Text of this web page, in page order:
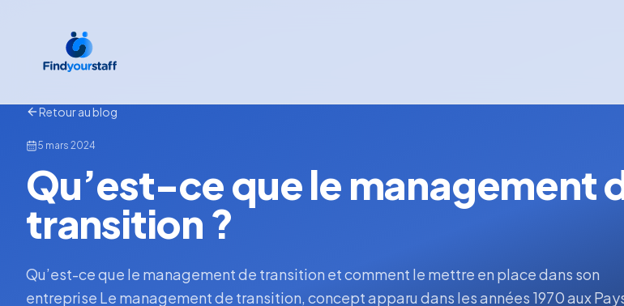
Retour au blog
5 mars 2024
Qu’est-ce que le management
transition ?
Qu’est-ce que le management de transition et comment le mettre en place dans son
entreprise Le management de transition, concept apparu dans les années 1970 aux